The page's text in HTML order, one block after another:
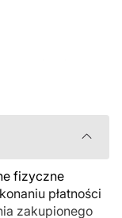
Zalecamy
z zamówieniem,
fizyczne
płatności
zakupionego